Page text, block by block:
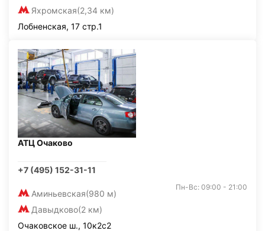
Яхромская(2,34 км)
Лобненская, 17 стр.1
АТЦ Очаково
+7 (495) 152-31-11
Аминьевская(980 м)
Давыдково(2 км)
Пн-Вс: 09:00 - 21:00
Очаковское ш., 10к2с2